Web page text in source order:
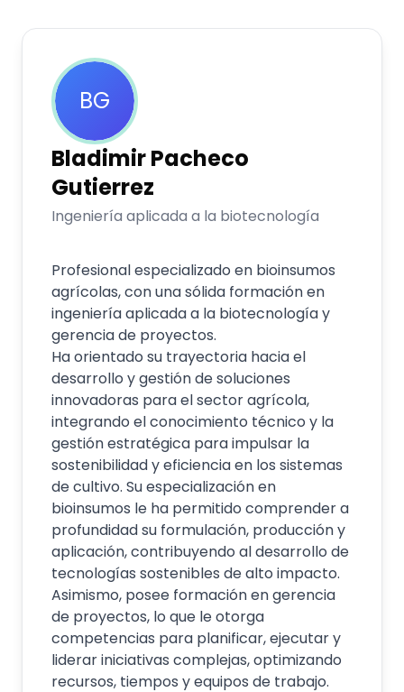
BG
BladimirPacheco
Gutierrez
Ingeniería aplicada a la biotecnología
Profesional especializado en bioinsumos
agrícolas, con una sólida formación en
ingeniería aplicada a la biotecnología y
gerencia de proyectos.
Ha orientado su trayectoria hacia el
desarrollo y gestión de soluciones
innovadoras para el sector agrícola,
integrando el conocimiento técnico y la
gestión estratégica para impulsar la
sostenibilidad y eficiencia en los sistemas
de cultivo. Su especialización en
bioinsumos le ha permitido comprender a
profundidad su formulación, producción y
aplicación, contribuyendo al desarrollo de
tecnologías sostenibles de alto impacto.
Asimismo, posee formación en gerencia
de proyectos, lo que le otorga
competencias para planificar, ejecutar y
liderar iniciativas complejas, optimizando
recursos, tiempos y equipos de trabajo.